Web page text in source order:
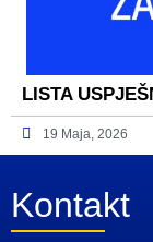
LISTA
19 Maja, 2026
Kontakt